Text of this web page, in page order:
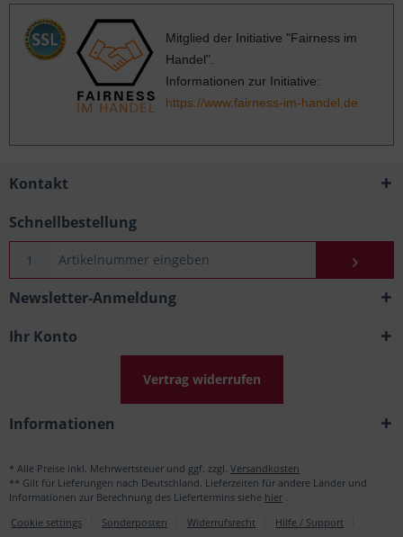
Mitglied der Initiative "Fairness im
Handel".
Informationen zur Initiative:
https://www.fairness-im-handel.de
Kontakt
Schnellbestellung
Newsletter-Anmeldung
Ihr Konto
Vertrag widerrufen
Informationen
* Alle Preise inkl. Mehrwertsteuer und ggf. zzgl. Versandkosten
** Gilt für Lieferungen nach Deutschland. Lieferzeiten für andere Länder und
Informationen zur Berechnung des Liefertermins siehe hier
Cookie settings
Sonderposten Widerrufsrecht Hilfe / Support